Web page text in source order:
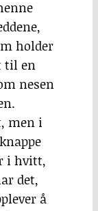
holder
til en
nesen
men i
i hvitt,
det,
å